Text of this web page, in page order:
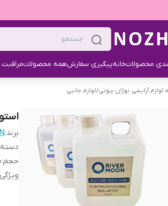
محصولاتخانهپیگیری سفارشهمه محصولات
لوازم آرایشی نوژان بیوتی/لوازم جانبی
برند:
حجم: